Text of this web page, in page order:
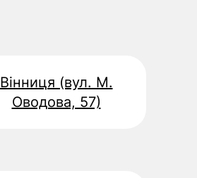
Вінниця (вул. М.
Оводова, 57)